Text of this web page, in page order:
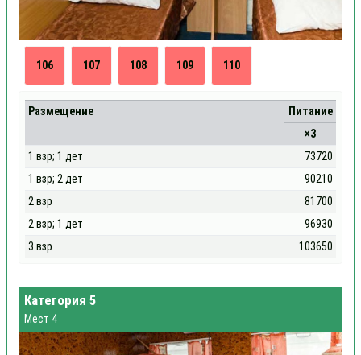
106 107 108 109 110
Размещение
Питание
×3
1 взр; 1 дет
73720
1 взр; 2 дет
90210
2 взр
81700
2 взр; 1 дет
96930
3 взр
103650
Категория 5
Мест 4